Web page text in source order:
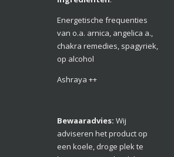
Energetische frequenties
van o.a. arnica, angelica a.,
chakra remedies, spagyriek,
op alcohol
Ashraya ++
Bewaaradvies: Wij
adviseren het product op
een koele, droge plek te